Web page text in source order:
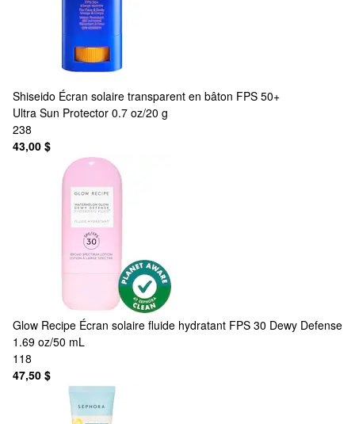
Shiseido Écran solaire transparent en bâton FPS 50+
Ultra Sun Protector 0.7 oz/20 g
238
43,00 $
Glow Recipe Écran solaire fluide hydratant FPS 30 Dewy Defense
1.69 oz/50 mL
118
47,50 $